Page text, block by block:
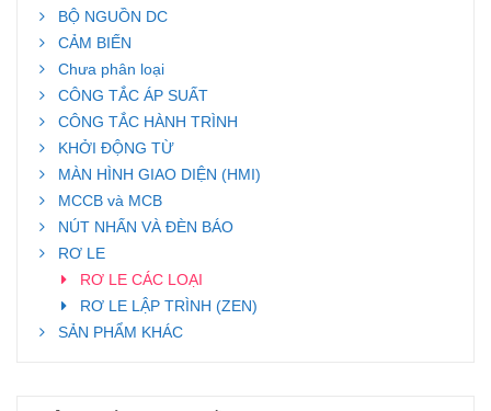
BỘ NGUỒN DC
CẢM BIẾN
Chưa phân loại
CÔNG TẮC ÁP SUẤT
CÔNG TẮC HÀNH TRÌNH
KHỞI ĐỘNG TỪ
MÀN HÌNH GIAO DIỆN (HMI)
MCCB và MCB
NÚT NHẤN VÀ ĐÈN BÁO
RƠ LE
RƠ LE CÁC LOẠI
RƠ LE LẬP TRÌNH (ZEN)
SẢN PHẨM KHÁC